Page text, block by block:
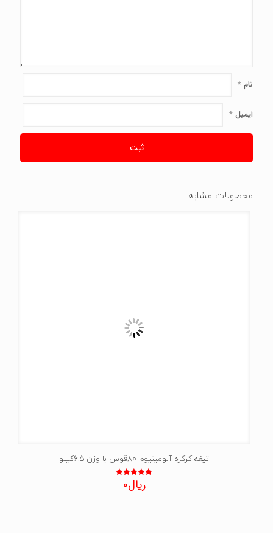
نام*
ایمیل*
محصولات مشابه
تیغه کرکره آلومینیوم 80قوس با وزن 6.5کیلو
نمره
5.00
ریال0